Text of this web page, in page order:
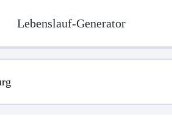
Lebenslauf-Generator